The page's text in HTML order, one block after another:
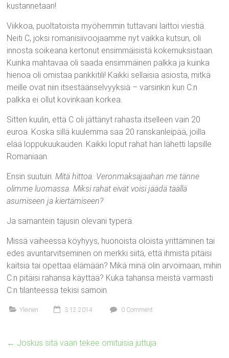
kustannetaan!
Viikkoa, puoltatoista myöhemmin tuttavani laittoi viestiä.
Neiti C, joksi romanisiivoojaamme nyt vaikka kutsun, oli
innosta soikeana kertonut ensimmäisistä kokemuksistaan.
Kuinka mahtavaa oli saada ensimmäinen palkka ja kuinka
hienoa oli omistaa pankkitili! Kaikki sellaisia asiosta, mitkä
meille ovat niin itsestäänselvyyksiä – varsinkin kun C:n
palkka ei ollut kovinkaan korkea.
Sitten kuulin, että C oli jättänyt rahasta itselleen vain 20
euroa. Koska sillä kuulemma saa 20 ranskanleipää, joilla
elää loppukuukauden. Kaikki loput rahat hän lähetti lapsille
Romaniaan.
Ensin suutuin.Mitä hittoa. Veronmaksajaahan me tänne
olimme luomassa. Miksi rahat eivät voisi jäädä täällä
asumiseen ja kiertämiseen?
Ja samantein tajusin olevani typerä.
Missä vaiheessa köyhyys, huonoista oloista yrittäminen tai
edes avuntarvitseminen on merkki siitä, että ihmistä pitäisi
kaitsia tai opettaa elämään? Mikä minä olin arvoimaan, mihin
C:n pitäisi rahansa käyttää? Kuka tahansa meistä varmasti
C:n tilanteessa tekisi samoin.
Yleinen 3.12.2014 0 Comment
← Joskus sitä vaan tekee omituisia juttuja